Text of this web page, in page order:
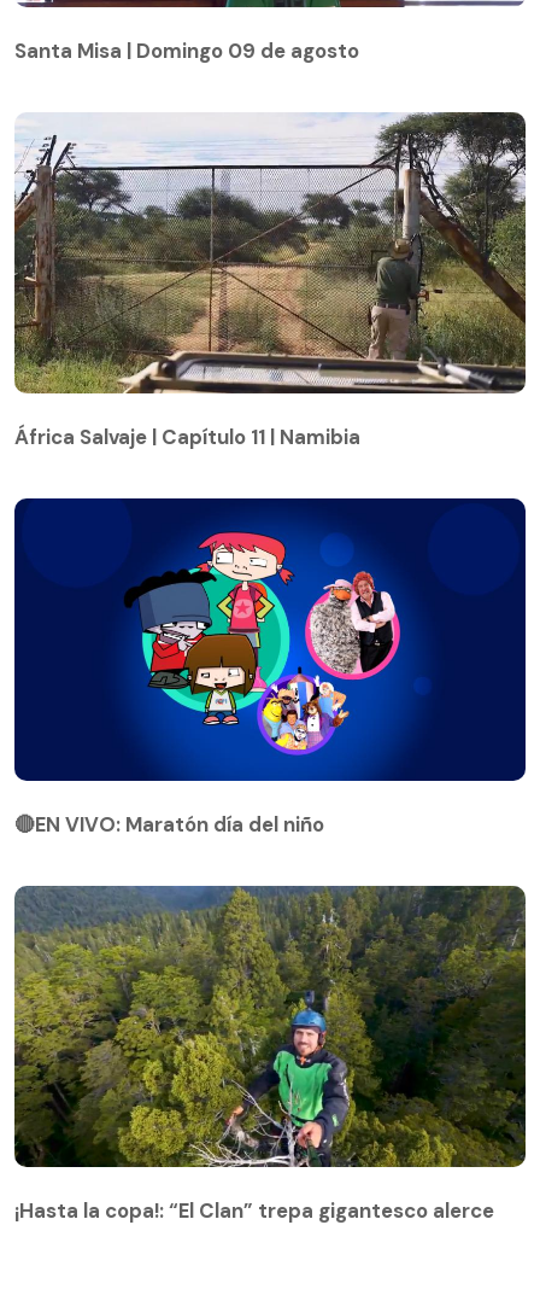
Santa Misa | Domingo 09 de agosto
África Salvaje | Capítulo 11 | Namibia
🔴EN VIVO: Maratón día del niño
¡Hasta la copa!: “El Clan” trepa gigantesco alerce